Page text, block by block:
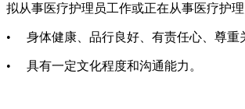
拟从事医疗护理员工作或正在从事医疗护
• 身体健康、品行良好、有责任心、尊重
• 具有一定文化程度和沟通能力。